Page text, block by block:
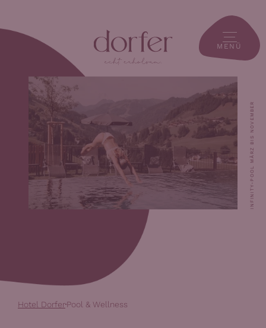
MENÜ
INFINITY-POOL MÄRZ BIS NOVEMBER
Hotel DorferPool & Wellness